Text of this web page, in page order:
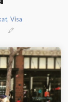
, Visa